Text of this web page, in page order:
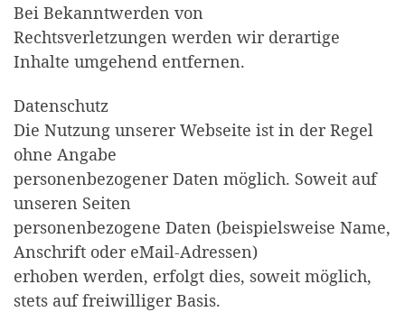
Bei Bekanntwerden von
Rechtsverletzungen werden wir derartige
Inhalte umgehend entfernen.
Datenschutz
Die Nutzung unserer Webseite ist in der Regel
ohne Angabe
personenbezogener Daten möglich. Soweit auf
unseren Seiten
personenbezogene Daten (beispielsweise Name,
Anschrift oder eMail-Adressen)
erhoben werden, erfolgt dies, soweit möglich,
stets auf freiwilliger Basis.